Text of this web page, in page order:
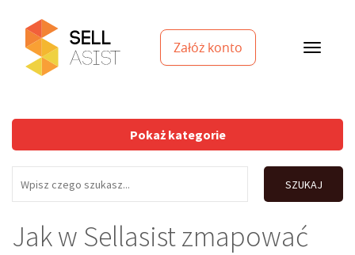
Załóż konto
Pokaż kategorie
SZUKAJ
Jak w Sellasist zmapować